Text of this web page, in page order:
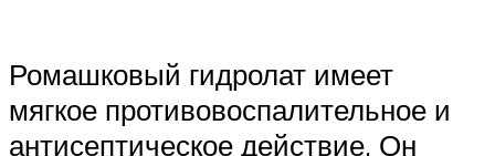
Ромашковый гидролат имеет
мягкое противовоспалительное и
антисептическое действие. Он